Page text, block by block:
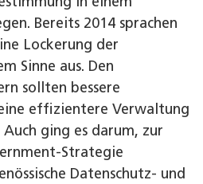
Bereits 2014 sprachen
Lockerung der
Sinne aus. Den
sollten bessere
effizientere Verwaltung
ging es darum, zur
Strategie
Datenschutz- und